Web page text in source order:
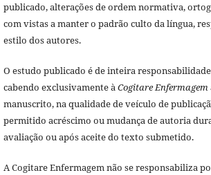
publicado, alterações de ordem normativa,
com vistas a manter o padrão culto da língua,
estilo dos autores.
O estudo publicado é de inteira
cabendo exclusivamente àCogitare Enfermagem
manuscrito, na qualidade de veículo de
permitido acréscimo ou mudança de autoria
avaliação ou após aceite do texto submetido.
A Cogitare Enfermagem não se responsabiliza